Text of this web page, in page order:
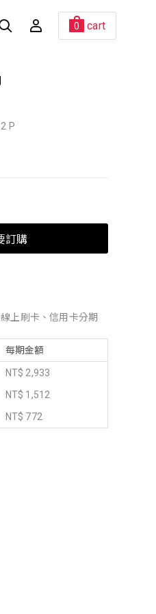
0 cart
P
訂購
上刷卡、信用卡分期
每期金額
NT$ 2,933
NT$ 1,512
NT$ 772